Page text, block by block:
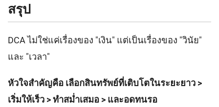
สรุป
DCA ไม่ใช่แค่เรื่องของ "เงิน" แต่เป็นเรื่องของ "วินัย"
และ "เวลา"
หัวใจสำคัญคือ เลือกสินทรัพย์ที่เติบโตในระยะยาว >
เริ่มให้เร็ว > ทำสม่ำเสมอ > และอดทนรอ